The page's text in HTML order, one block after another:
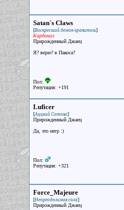
Satan`s Claws
[Воскресший демон-хранитель]
Кардинал
Прирожденный Джаец
Я? верю? в Пакоса?
Пол:
Репутация: +191
Luficer
[Аццкий Сотона]
Прирожденный Джаец
Да, это негр :)
Пол:
Репутация: +321
Force_Majeure
[Непреодолимая сила]
Прирожденный Джаец